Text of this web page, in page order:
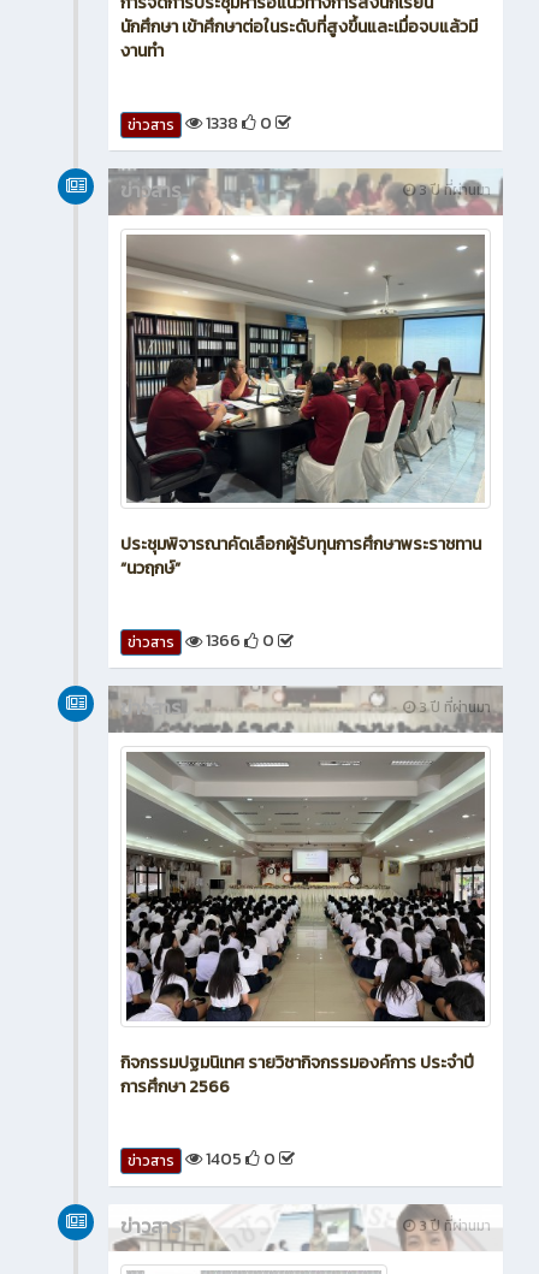
นักศึกษา เข้าศึกษาต่อในระดับที่สูงขึ้นและเมื่อจบแล้วมี
งานทำ
ข่าวสาร 1338 0
3 ปี ที่ผ่านมา
ข่าวสาร
ประชุมพิจารณาคัดเลือกผู้รับทุนการศึกษาพระราชทาน
“นวฤกษ์”
ข่าวสาร 1366 0
3 ปี ที่ผ่านมา
ข่าวสาร
กิจกรรมปฐมนิเทศ รายวิชากิจกรรมองค์การ ประจำปี
การศึกษา 2566
ข่าวสาร 1405 0
3 ปี ที่ผ่านมา
ข่าวสาร